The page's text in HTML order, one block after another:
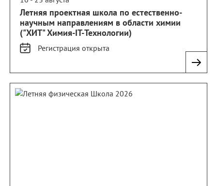
Летняя проектная школа по естественно-
научным направлениям в области химии
("ХИТ" Химия-IT-Технологии)
Регистрация открыта